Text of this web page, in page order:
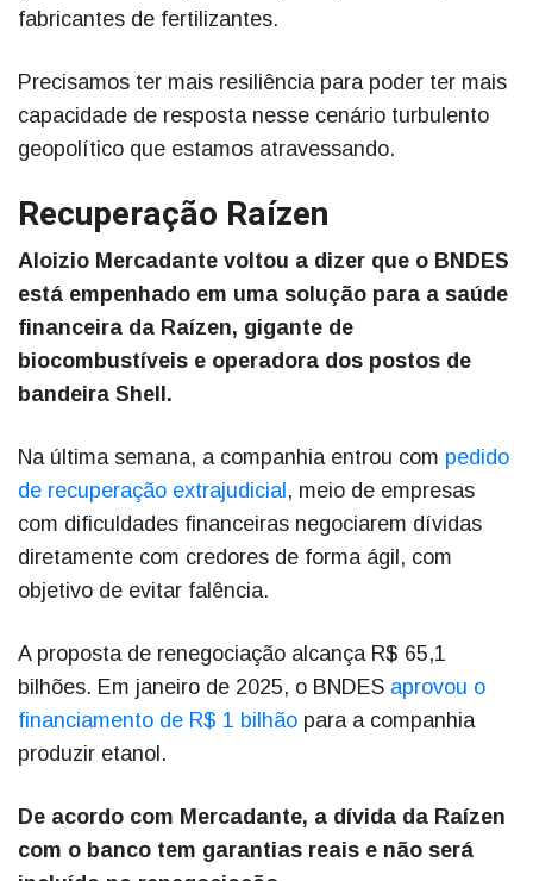
fabricantes de fertilizantes.
Precisamos ter mais resiliência para poder ter mais
capacidade de resposta nesse cenário turbulento
geopolítico que estamos atravessando.
Recuperação Raízen
Aloizio Mercadante voltou a dizer que o BNDES
está empenhado em uma solução para a saúde
financeira da Raízen, gigante de
biocombustíveis e operadora dos postos de
bandeira Shell.
Na última semana, a companhia entrou com pedido
de recuperação extrajudicial , meio de empresas
com dificuldades financeiras negociarem dívidas
diretamente com credores de forma ágil, com
objetivo de evitar falência.
A proposta de renegociação alcança R$ 65,1
bilhões. Em janeiro de 2025, o BNDES aprovou o
financiamento de R$ 1 bilhão para a companhia
produzir etanol.
De acordo com Mercadante, a dívida da Raízen
com o banco tem garantias reais e não será